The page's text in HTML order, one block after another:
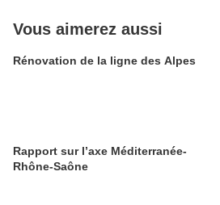
Vous aimerez aussi
Rénovation de la ligne des Alpes
Rapport sur l’axe Méditerranée-
Rhône-Saône